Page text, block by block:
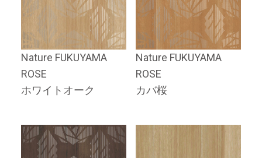
Nature FUKUYAMA
ROSE
ホワイトオーク
Nature FUKUYAMA
ROSE
カバ桜